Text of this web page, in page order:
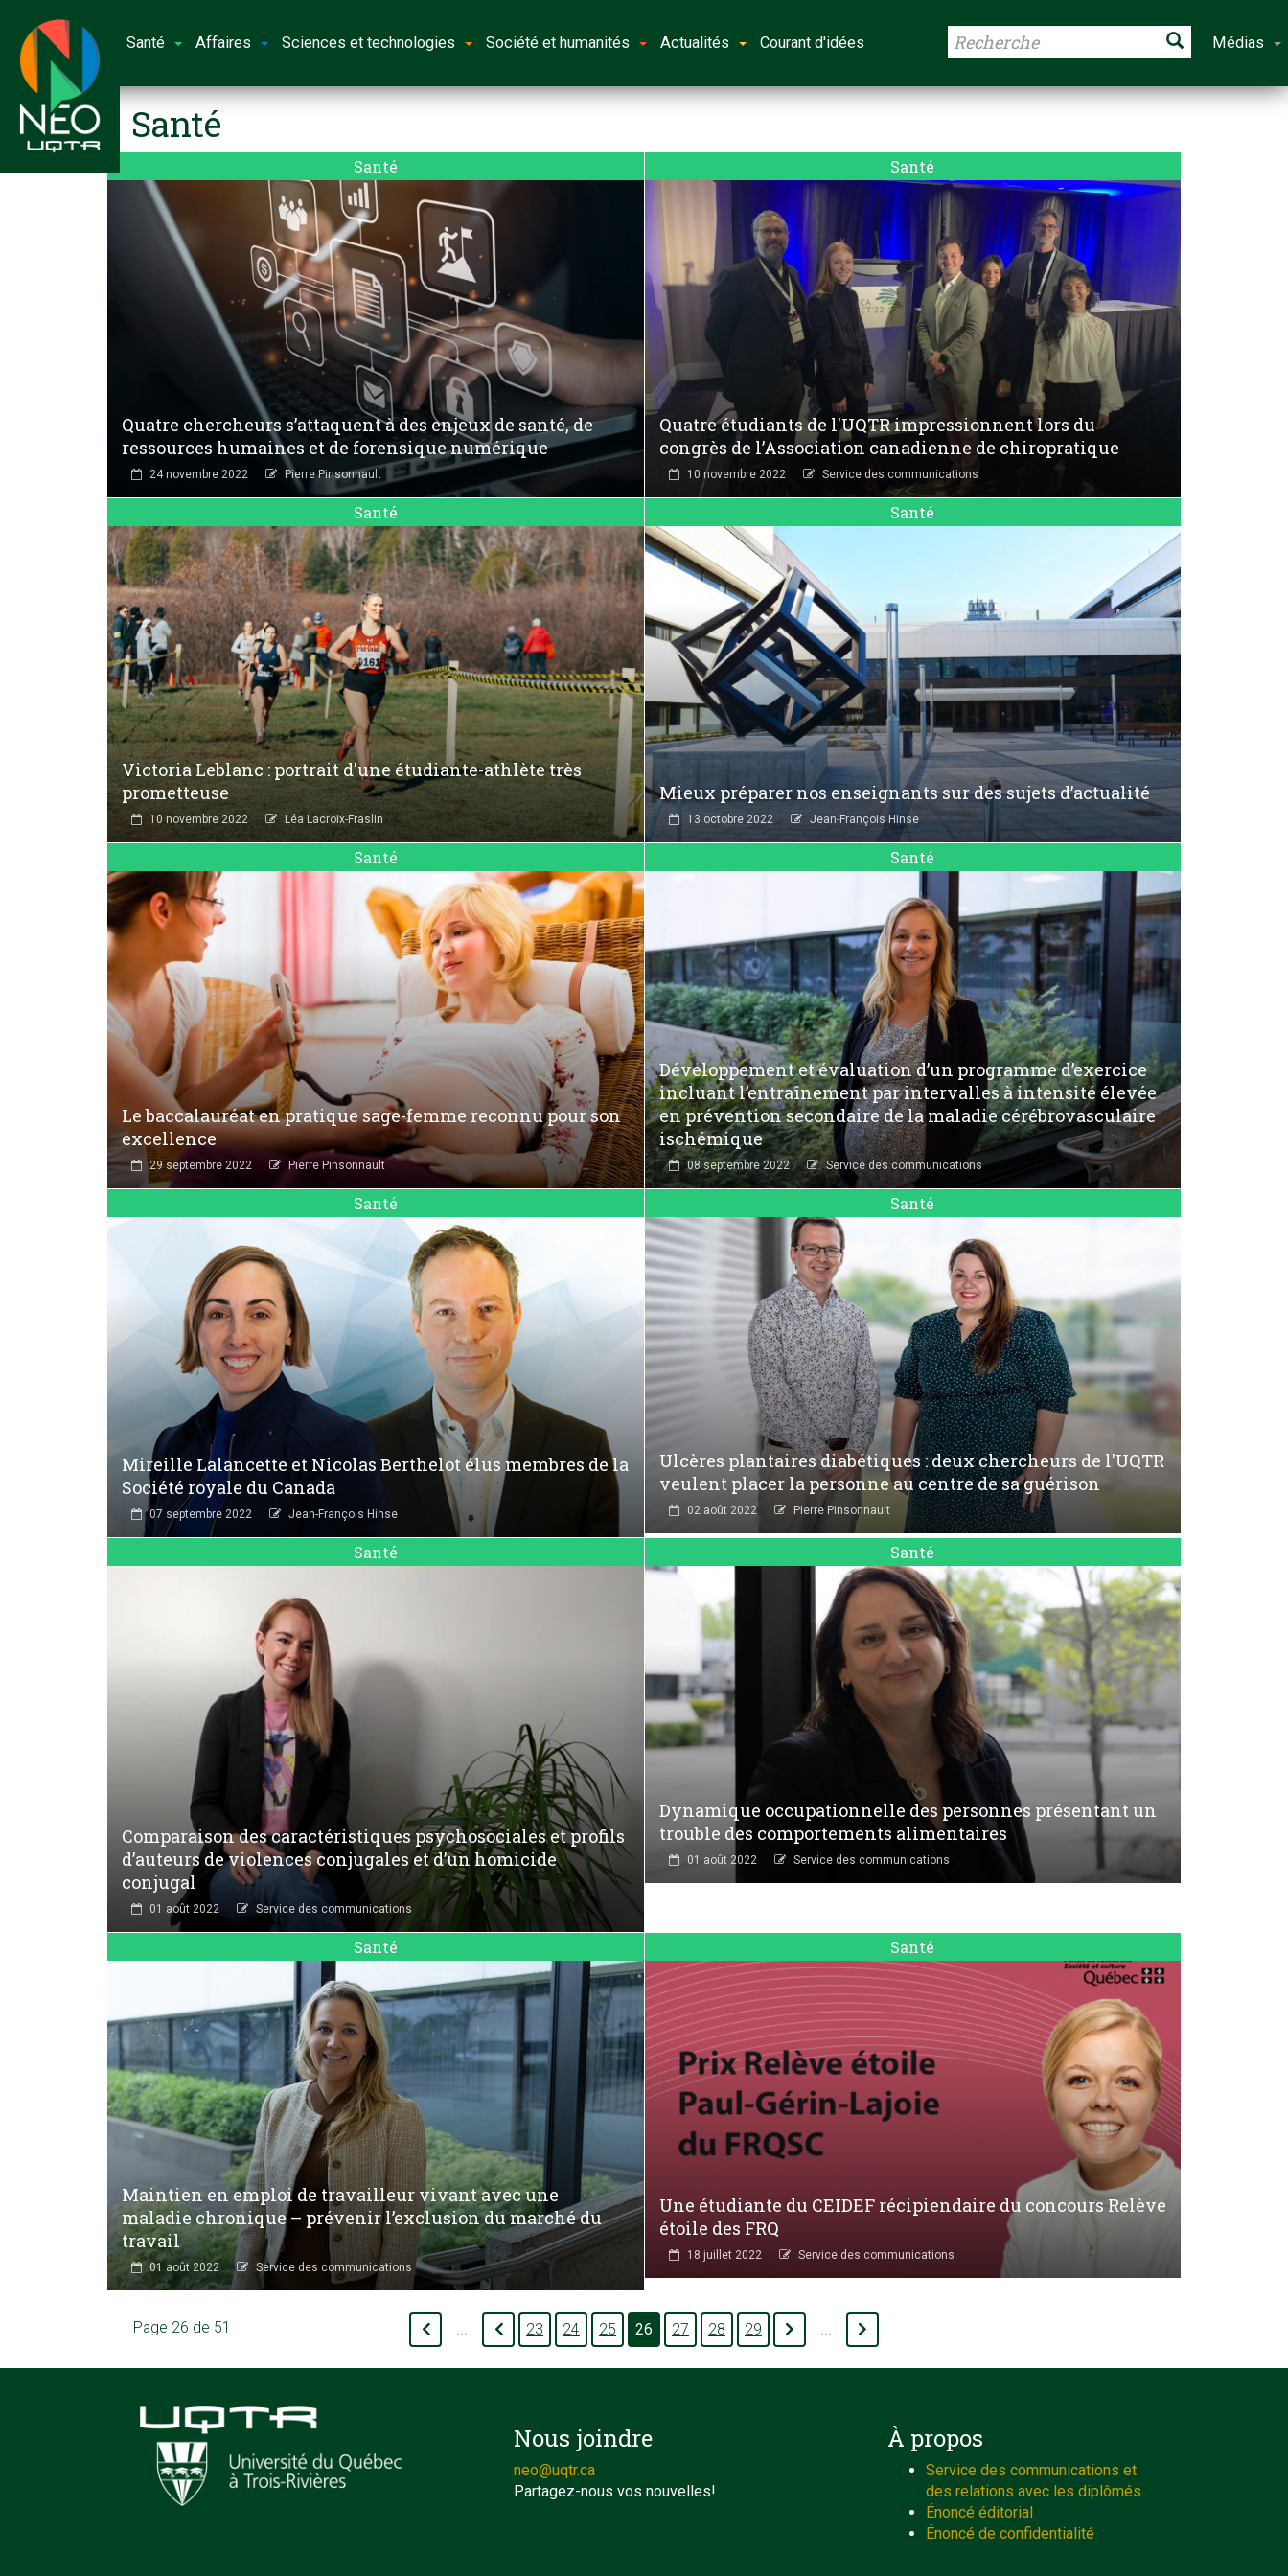
Santé Affaires Sciences et technologies Société et humanités Actualités Courant d'idées Médias
Santé
Santé
Quatre chercheurs s’attaquent à des enjeux de santé, de
ressources humaines et de forensique numérique
24 novembre 2022 Pierre Pinsonnault
Santé
Quatre étudiants de l'UQTR impressionnent lors du
congrès de l’Association canadienne de chiropratique
10 novembre 2022 Service des communications
Santé
Victoria Leblanc : portrait d'une étudiante-athlète très
prometteuse
10 novembre 2022 Léa Lacroix-Fraslin
Santé
Mieux préparer nos enseignants sur des sujets d’actualité
13 octobre 2022 Jean-François Hinse
Santé
Le baccalauréat en pratique sage-femme reconnu pour son
excellence
29 septembre 2022 Pierre Pinsonnault
Santé
Développement et évaluation d’un programme d’exercice
incluant l’entraînement par intervalles à intensité élevée
en prévention secondaire de la maladie cérébrovasculaire
ischémique
08 septembre 2022 Service des communications
Santé
Mireille Lalancette et Nicolas Berthelot élus membres de la
Société royale du Canada
07 septembre 2022 Jean-François Hinse
Santé
Ulcères plantaires diabétiques : deux chercheurs de l'UQTR
veulent placer la personne au centre de sa guérison
02 août 2022 Pierre Pinsonnault
Santé
Comparaison des caractéristiques psychosociales et profils
d’auteurs de violences conjugales et d’un homicide
conjugal
01 août 2022 Service des communications
Santé
Dynamique occupationnelle des personnes présentant un
trouble des comportements alimentaires
01 août 2022 Service des communications
Santé
Maintien en emploi de travailleur vivant avec une
maladie chronique – prévenir l’exclusion du marché du
travail
01 août 2022 Service des communications
Santé
Une étudiante du CEIDEF récipiendaire du concours Relève
étoile des FRQ
18 juillet 2022 Service des communications
Page 26 de 51 ... 23 24 25 26 27 28 29 ...
Nous joindre
neo@uqtr.ca
Partagez-nous vos nouvelles!
À propos
Service des communications et
des relations avec les diplômés
Énoncé éditorial
Énoncé de confidentialité